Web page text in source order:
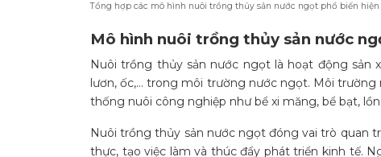
Tổng hợp các mô hình nuôi trồng thủy sản nước ngọt phổ biến hiện
Mô hình nuôi trồng thủy sản nước
Nuôi trồng thủy sản nước ngọt là hoạt động sản
lươn, ốc,… trong môi trường nước ngọt. Môi trường
thống nuôi công nghiệp như bể xi măng, bể bạt,
Nuôi trồng thủy sản nước ngọt đóng vai trò quan
thực, tạo việc làm và thúc đẩy phát triển kinh tế.